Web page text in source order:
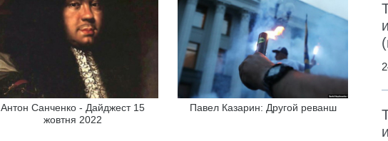
Антон Санченко - Дайджест 15
жовтня 2022
Павел Казарин: Другой реванш